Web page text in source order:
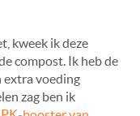
kweek ik deze
compost. Ik heb de
extra voeding
zag ben ik